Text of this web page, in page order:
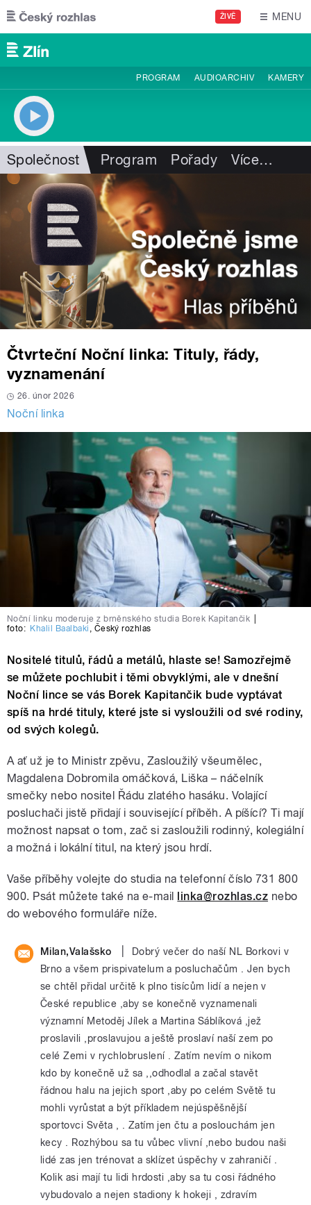
Přejít k hlavnímu obsahu
ŽIVĚ MENU
PROGRAM AUDIOARCHIV KAMERY
Společnost Program Pořady Více…
Čtvrteční Noční linka: Tituly, řády,
vyznamenání
26. únor 2026
Noční linka
Noční linku moderuje z brněnského studia Borek Kapitančik
foto: Khalil Baalbaki , Český rozhlas
Nositelé titulů, řádů a metálů, hlaste se! Samozřejmě
se můžete pochlubit i těmi obvyklými, ale v dnešní
Noční lince se vás Borek Kapitančik bude vyptávat
spíš na hrdé tituly, které jste si vysloužili od své rodiny,
od svých kolegů.
A ať už je to Ministr zpěvu, Zasloužilý všeumělec,
Magdalena Dobromila omáčková, Liška – náčelník
smečky nebo nositel Řádu zlatého hasáku. Volající
posluchači jistě přidají i související příběh. A píšící? Ti mají
možnost napsat o tom, zač si zasloužili rodinný, kolegiální
a možná i lokální titul, na který jsou hrdí.
Vaše příběhy volejte do studia na telefonní číslo 731 800
900. Psát můžete také na e-mail linka@rozhlas.cz nebo
do webového formuláře níže.
Milan,Valašsko
Dobrý večer do naší NL Borkovi v
Brno a všem prispivatelum a posluchačům . Jen bych
se chtěl přidal určitě k plno tisícům lidí a nejen v
České republice ,aby se konečně vyznamenali
významní Metoděj Jílek a Martina Sáblíková ,jež
proslavili ,proslavujou a ještě proslaví naší zem po
celé Zemi v rychlobruslení . Zatím nevím o nikom
kdo by konečně už sa ,,odhodlal a začal stavět
řádnou halu na jejich sport ,aby po celém Světě tu
mohli vyrůstat a být příkladem nejúspěšnější
sportovci Světa , . Zatím jen čtu a poslouchám jen
kecy . Rozhýbou sa tu vůbec vlivní ,nebo budou naši
lidé zas jen trénovat a sklízet úspěchy v zahraničí .
Kolik asi mají tu lidi hrdosti ,aby sa tu cosi řádného
vybudovalo a nejen stadiony k hokeji , zdravím